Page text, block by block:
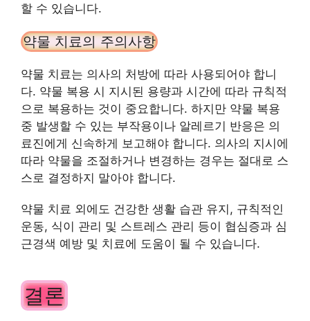
할 수 있습니다.
약물 치료의 주의사항
약물 치료는 의사의 처방에 따라 사용되어야 합니
다. 약물 복용 시 지시된 용량과 시간에 따라 규칙적
으로 복용하는 것이 중요합니다. 하지만 약물 복용
중 발생할 수 있는 부작용이나 알레르기 반응은 의
료진에게 신속하게 보고해야 합니다. 의사의 지시에
따라 약물을 조절하거나 변경하는 경우는 절대로 스
스로 결정하지 말아야 합니다.
약물 치료 외에도 건강한 생활 습관 유지, 규칙적인
운동, 식이 관리 및 스트레스 관리 등이 협심증과 심
근경색 예방 및 치료에 도움이 될 수 있습니다.
결론